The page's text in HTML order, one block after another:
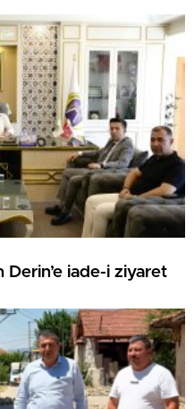
Derin’e iade-i ziyaret